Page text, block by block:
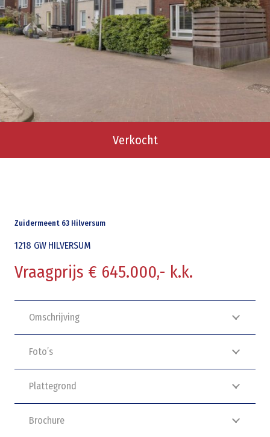
Verkocht
Zuidermeent 63 Hilversum
1218 GW HILVERSUM
Vraagprijs € 645.000,- k.k.
Omschrijving
Foto’s
Plattegrond
Brochure